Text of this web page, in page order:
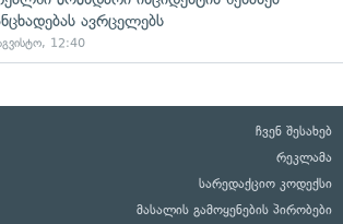
ავრცელებს
12:40
ჩვენ შესახებ
რეკლამა
სარედაქციო კოდექსი
მასალის გამოყენების პირობები